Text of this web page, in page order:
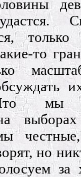
то
мы
на
но
за